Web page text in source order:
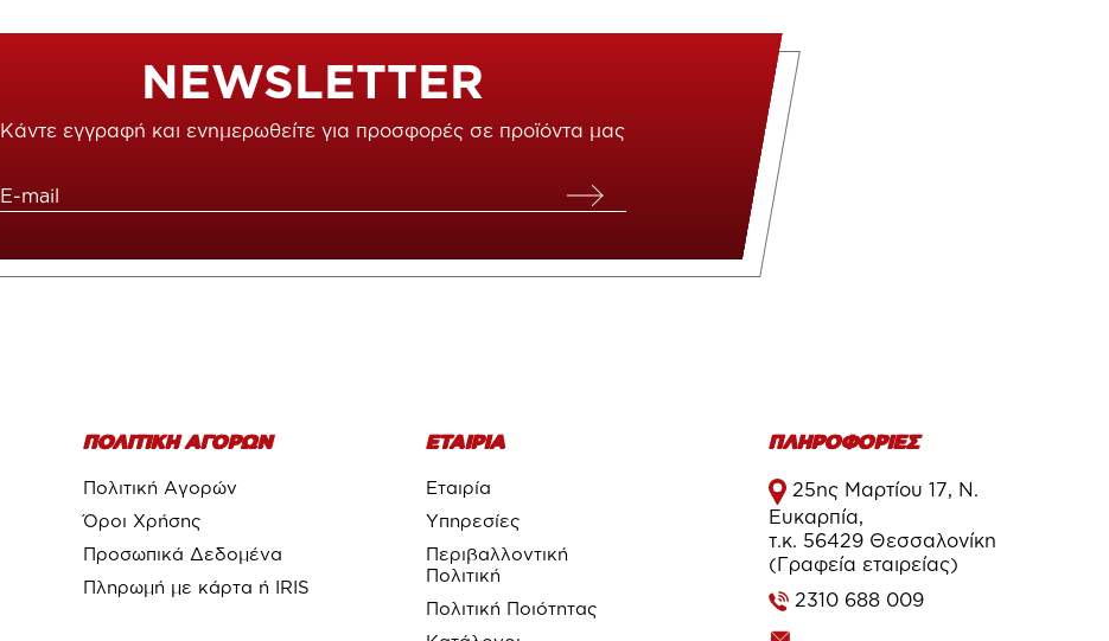
NEWSLETTER
Κάντε εγγραφή και ενημερωθείτε για προσφορές σε προϊόντα μας
ΠΟΛΙΤΙΚΗ ΑΓΟΡΩΝ
Πολιτική Αγορών
Όροι Χρήσης
Προσωπικά Δεδομένα
Πληρωμή με κάρτα ή IRIS
ΕΤΑΙΡΙΑ
Εταιρία
Υπηρεσίες
Περιβαλλοντική
Πολιτική
Πολιτική Ποιότητας
ΠΛΗΡΟΦΟΡΙΕΣ
25ης Μαρτίου 17, Ν.
Ευκαρπία,
τ.κ. 56429 Θεσσαλονίκη
(Γραφεία εταιρείας)
2310 688 009